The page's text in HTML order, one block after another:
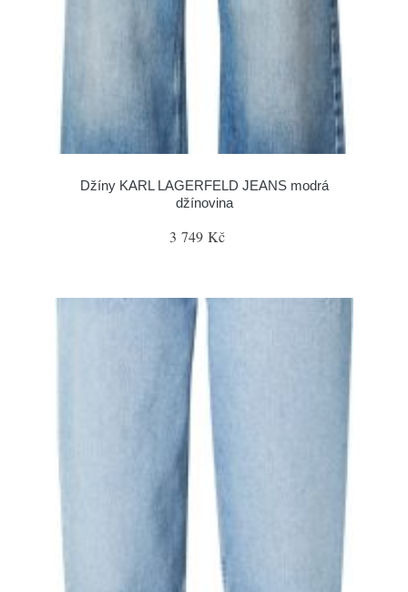
Džíny KARL LAGERFELD JEANS modrá
džínovina
3 749 Kč